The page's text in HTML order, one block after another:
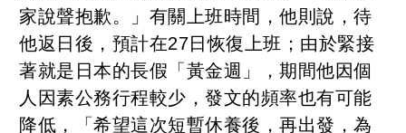
家說聲抱歉。」有關上班時間，他則說，待
他返日後，預計在27日恢復上班；由於緊接
著就是日本的長假「黃金週」，期間他因個
人因素公務行程較少，發文的頻率也有可能
降低，「希望這次短暫休養後，再出發，為